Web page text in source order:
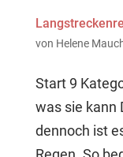
von Helene
Start 9
was sie kann
dennoch ist